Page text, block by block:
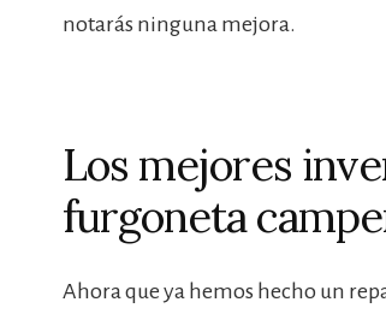
notarás ninguna mejora.
Los mejores
furgoneta
Ahora que ya hemos hecho un